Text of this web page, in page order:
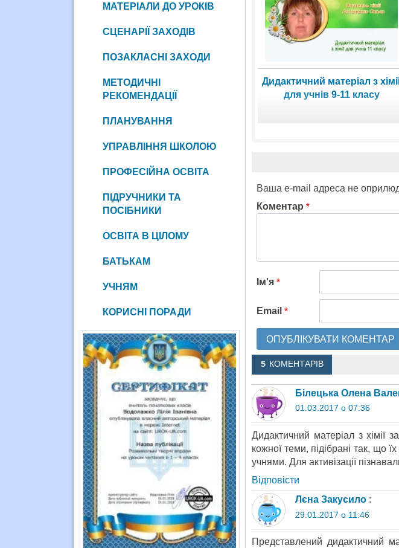
Дидактичний матеріал з
для учнів 9-11 класу
Ваша e-mail адреса не
Коментар *
Ім'я *
Email *
5 КОМЕНТАРІВ
Білецька Олена
01.03.2017 о 07:36
Дидактичний матеріал з хімії
кожної теми, підібрані так, що
учнями. Для активізації
Відповіcти
Лєна Закусило :
29.01.2017 о 11:46
Представлений дидактичний
МАТЕРІАЛИ ДО УРОКІВ
СЦЕНАРІЇ ЗАХОДІВ
ПОЗАКЛАСНІ ЗАХОДИ
МЕТОДИЧНІ
РЕКОМЕНДАЦІЇ
ПЛАНУВАННЯ
УПРАВЛІННЯ ШКОЛОЮ
ПРОФЕСІЙНА ОСВІТА
ПІДРУЧНИКИ ТА
ПОСІБНИКИ
ОСВІТА В ЦІЛОМУ
БАТЬКАМ
УЧНЯМ
КОРИСНІ ПОРАДИ